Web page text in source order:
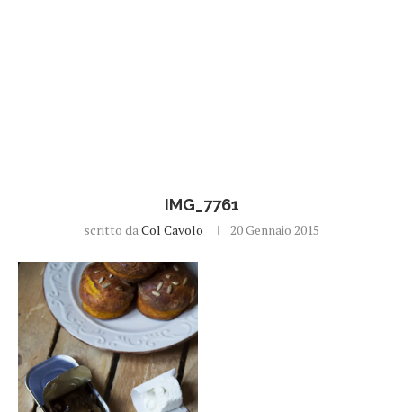
IMG_7761
scritto daCol Cavolo 20 Gennaio 2015